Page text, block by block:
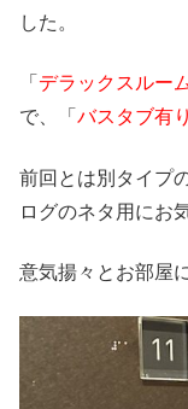
した。
「 デラックスルー
で、「 バスタブ有り
前回とは別タイプ
ログのネタ用にお
意気揚々とお部屋